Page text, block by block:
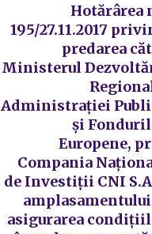
Hotărârea
195/27.11.2017
predarea
Ministerul
Administrației
și
Europene,
Compania
de Investiții CNI
asigurarea